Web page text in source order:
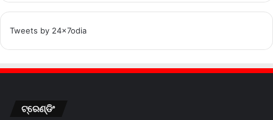
Tweets by 24x7odia
ଟ୍ରେଣ୍ଡିଂ